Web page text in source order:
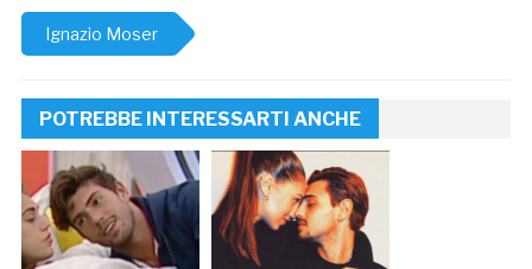
Ignazio Moser
POTREBBE INTERESSARTI ANCHE